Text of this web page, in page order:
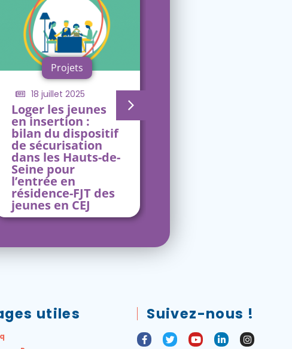
Projets
18 juillet 2025
Loger les jeunes
en insertion :
bilan du dispositif
de sécurisation
dans les Hauts-de-
Seine pour
l’entrée en
résidence-FJT des
jeunes en CEJ
utiles Suivez-nous !